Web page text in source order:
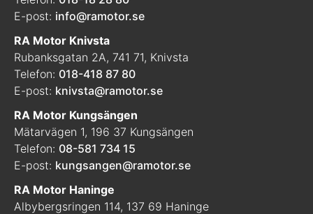
E-post: info@ramotor.se
RA Motor Knivsta
Rubanksgatan 2A, 741 71, Knivsta
Telefon: 018-418 87 80
E-post: knivsta@ramotor.se
RA Motor Kungsängen
Mätarvägen 1, 196 37 Kungsängen
Telefon: 08-581 734 15
E-post: kungsangen@ramotor.se
RA Motor Haninge
Albybergsringen 114, 137 69 Haninge